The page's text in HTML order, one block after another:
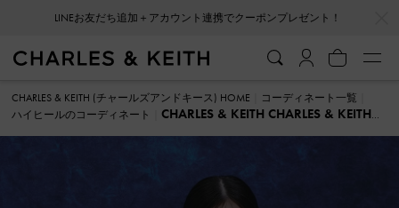
LINEお友だち追加＋アカウント連携でクーポンプレゼント！
CHARLES & KEITH (チャールズアンドキース) HOME
コーディネート一覧
ハイヒールのコーディネート
CHARLES & KEITH CHARLES & KEITH